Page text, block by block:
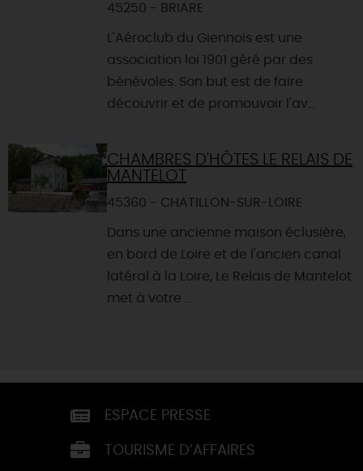
45250 - BRIARE
L'Aéroclub du Giennois est une
association loi 1901 géré par des
bénévoles. Son but est de faire
découvrir et de promouvoir l'av...
CHAMBRES D'HÔTES LE RELAIS DE
MANTELOT
45360 - CHATILLON-SUR-LOIRE
Dans une ancienne maison éclusière,
en bord de Loire et de l'ancien canal
latéral à la Loire, Le Relais de Mantelot
met à votre ...
ESPACE PRESSE
TOURISME D’AFFAIRES